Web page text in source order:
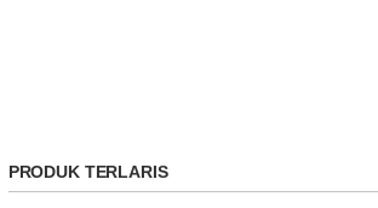
PRODUK TERLARIS